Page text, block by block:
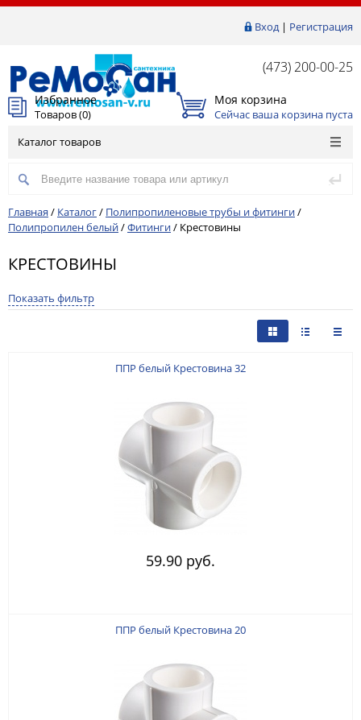
Вход| Регистрация
(473) 200-00-25
Избранное
Товаров (0)
Моя корзина
Сейчас ваша корзина пуста
Каталог товаров
Главная / Каталог/ Полипропиленовые трубы и фитинги/
Полипропилен белый/Фитинги/ Крестовины
КРЕСТОВИНЫ
Показать фильтр
ППР белый Крестовина 32
59.90 руб.
ППР белый Крестовина 20